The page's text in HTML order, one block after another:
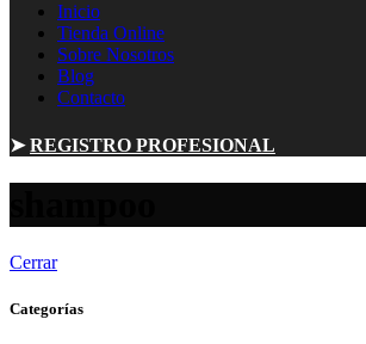
Inicio
Tienda Online
Sobre Nosotros
Blog
Contacto
➤REGISTRO PROFESIONAL
Cerrar
Categorías